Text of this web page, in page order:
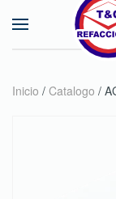
Skip to main
Inicio / Catalogo /